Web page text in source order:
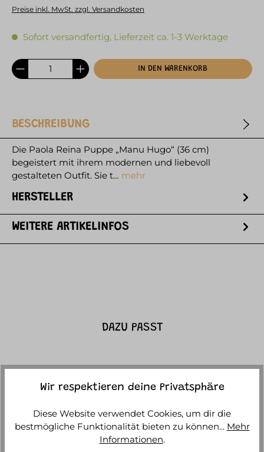
Preise inkl. MwSt. zzgl. Versandkosten
Sofort versandfertig, Lieferzeit ca. 1-3 Werktage
IN DEN WARENKORB
BESCHREIBUNG
Die Paola Reina Puppe „Manu Hugo“ (36 cm)
begeistert mit ihrem modernen und liebevoll
gestalteten Outfit. Sie t… mehr
HERSTELLER
WEITERE ARTIKELINFOS
DAZU PASST
Wir respektieren deine Privatsphäre
Diese Website verwendet Cookies, um dir die
bestmögliche Funktionalität bieten zu können... Mehr
Informationen.